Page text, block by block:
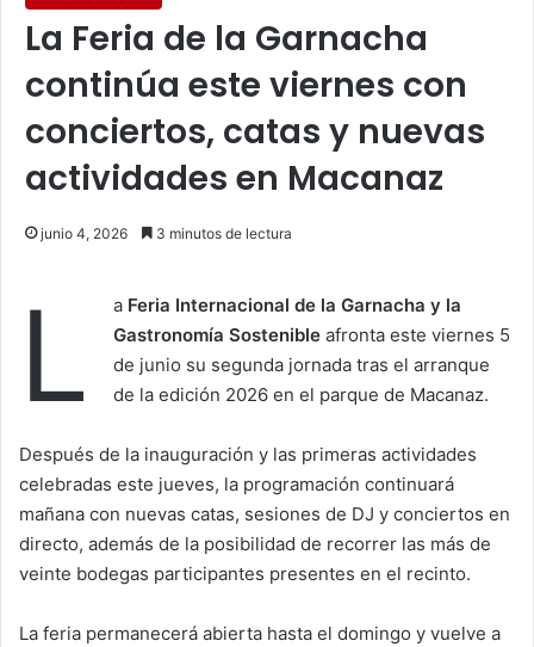
La Feria de la Garnacha
continúa este viernes con
conciertos, catas y nuevas
actividades en Macanaz
junio 4, 2026 3 minutos de lectura
L a Feria Internacional de la Garnacha y la
Gastronomía Sostenible afronta este viernes 5
de junio su segunda jornada tras el arranque
de la edición 2026 en el parque de Macanaz.
Después de la inauguración y las primeras actividades
celebradas este jueves, la programación continuará
mañana con nuevas catas, sesiones de DJ y conciertos en
directo, además de la posibilidad de recorrer las más de
veinte bodegas participantes presentes en el recinto.
La feria permanecerá abierta hasta el domingo y vuelve a